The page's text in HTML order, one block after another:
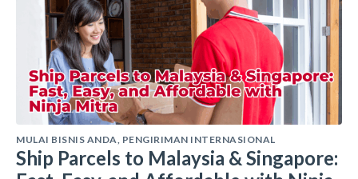
MULAI BISNIS ANDA, PENGIRIMAN INTERNASIONAL
Ship Parcels to Malaysia & Singapore: